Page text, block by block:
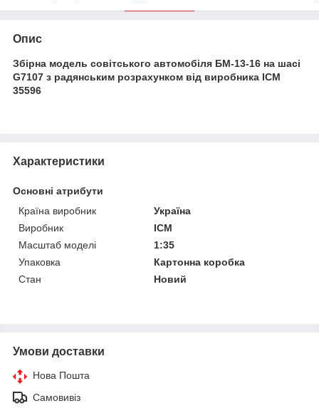
Опис
Збірна модель cовітського автомобіля БМ-13-16 на шасі
G7107 з радянським розрахунком від виробника ICM
35596
Характеристики
Основні атрибути
Країна виробник
Україна
Виробник
ICM
Масштаб моделі
1:35
Упаковка
Картонна коробка
Стан
Новий
Умови доставки
Нова Пошта
Самовивіз